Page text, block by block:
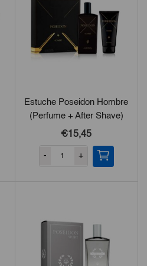
Estuche Poseidon Hombre
(Perfume + After Shave)
€15,45
- +